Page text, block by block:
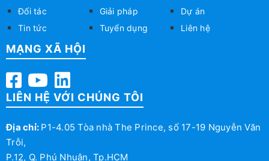
Đối tác
Giải pháp
Dự án
Tin tức
Tuyển dụng Liên hệ
MẠNG XÃ HỘI
LIÊN HỆ VỚI CHÚNG TÔI
Địa chỉ: P1-4.05 Tòa nhà The Prince, số 17-19 Nguyễn Văn
Trỗi,
P.12, Q. Phú Nhuận, Tp.HCM